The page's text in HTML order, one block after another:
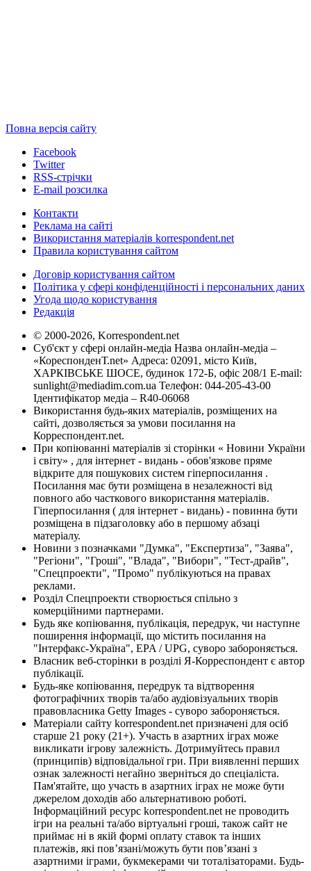
Повна версія сайту
Facebook
Twitter
RSS-стрічки
E-mail розсилка
Контакти
Реклама на сайті
Використання матеріалів korrespondent.net
Правила користування сайтом
Договір користування сайтом
Політика у сфері конфіденційності і персональних даних
Угода щодо користування
Редакція
© 2000-2026, Korrespondent.net
Суб'єкт у сфері онлайн-медіа Назва онлайн-медіа –
«КореспонденТ.net» Адреса: 02091, місто Київ,
ХАРКІВСЬКЕ ШОСЕ, будинок 172-Б, офіс 208/1 E-mail:
sunlight@mediadim.com.ua Телефон: 044-205-43-00
Ідентифікатор медіа – R40-06068
Використання будь-яких матеріалів, розміщених на
сайті, дозволяється за умови посилання на
Корреспондент.net.
При копіюванні матеріалів зі сторінки « Новини України
і світу» , для інтернет - видань - обов'язкове пряме
відкрите для пошукових систем гіперпосилання .
Посилання має бути розміщена в незалежності від
повного або часткового використання матеріалів.
Гіперпосилання ( для інтернет - видань) - повинна бути
розміщена в підзаголовку або в першому абзаці
матеріалу.
Новини з позначками "Думка", "Експертиза", "Заява",
"Регіони", "Гроші", "Влада", "Вибори", "Тест-драйв",
"Спецпроекти", "Промо" публікуються на правах
реклами.
Розділ Спецпроекти створюється спільно з
комерційними партнерами.
Будь яке копіювання, публікація, передрук, чи наступне
поширення інформації, що містить посилання на
"Інтерфакс-Україна", EPA / UPG, суворо забороняється.
Власник веб-сторінки в розділі Я-Корреспондент є автор
публікації.
Будь-яке копіювання, передрук та відтворення
фотографічних творів та/або аудіовізуальних творів
правовласника Getty Images - суворо забороняється.
Матеріали сайту korrespondent.net призначені для осіб
старше 21 року (21+). Участь в азартних іграх може
викликати ігрову залежність. Дотримуйтесь правил
(принципів) відповідальної гри. При виявленні перших
ознак залежності негайно зверніться до спеціаліста.
Пам'ятайте, що участь в азартних іграх не може бути
джерелом доходів або альтернативою роботі.
Інформаційний ресурс korrespondent.net не проводить
ігри на реальні та/або віртуальні гроші, також сайт не
приймає ні в якій формі оплату ставок та інших
платежів, які пов’язані/можуть бути пов’язані з
азартними іграми, букмекерами чи тоталізаторами. Будь-